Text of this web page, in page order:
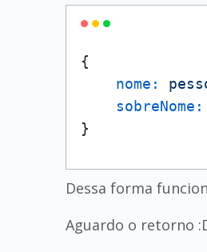
{
nome:
sobreNome:
}
Dessa forma
Aguardo o retorno